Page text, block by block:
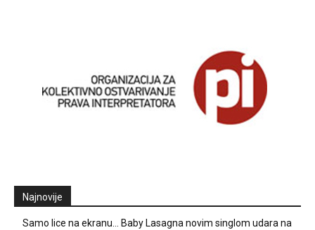
Najnovije
Samo lice na ekranu… Baby Lasagna novim singlom udara na